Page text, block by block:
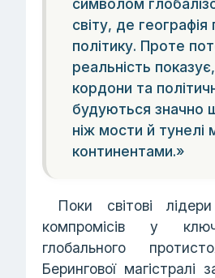
символом
світу, де
політику. Проте
реальність
кордони та
будуються значно
ніж мости й тунелі
континентами.»
Поки світові
компромісів у
глобального
Берингової магістралі